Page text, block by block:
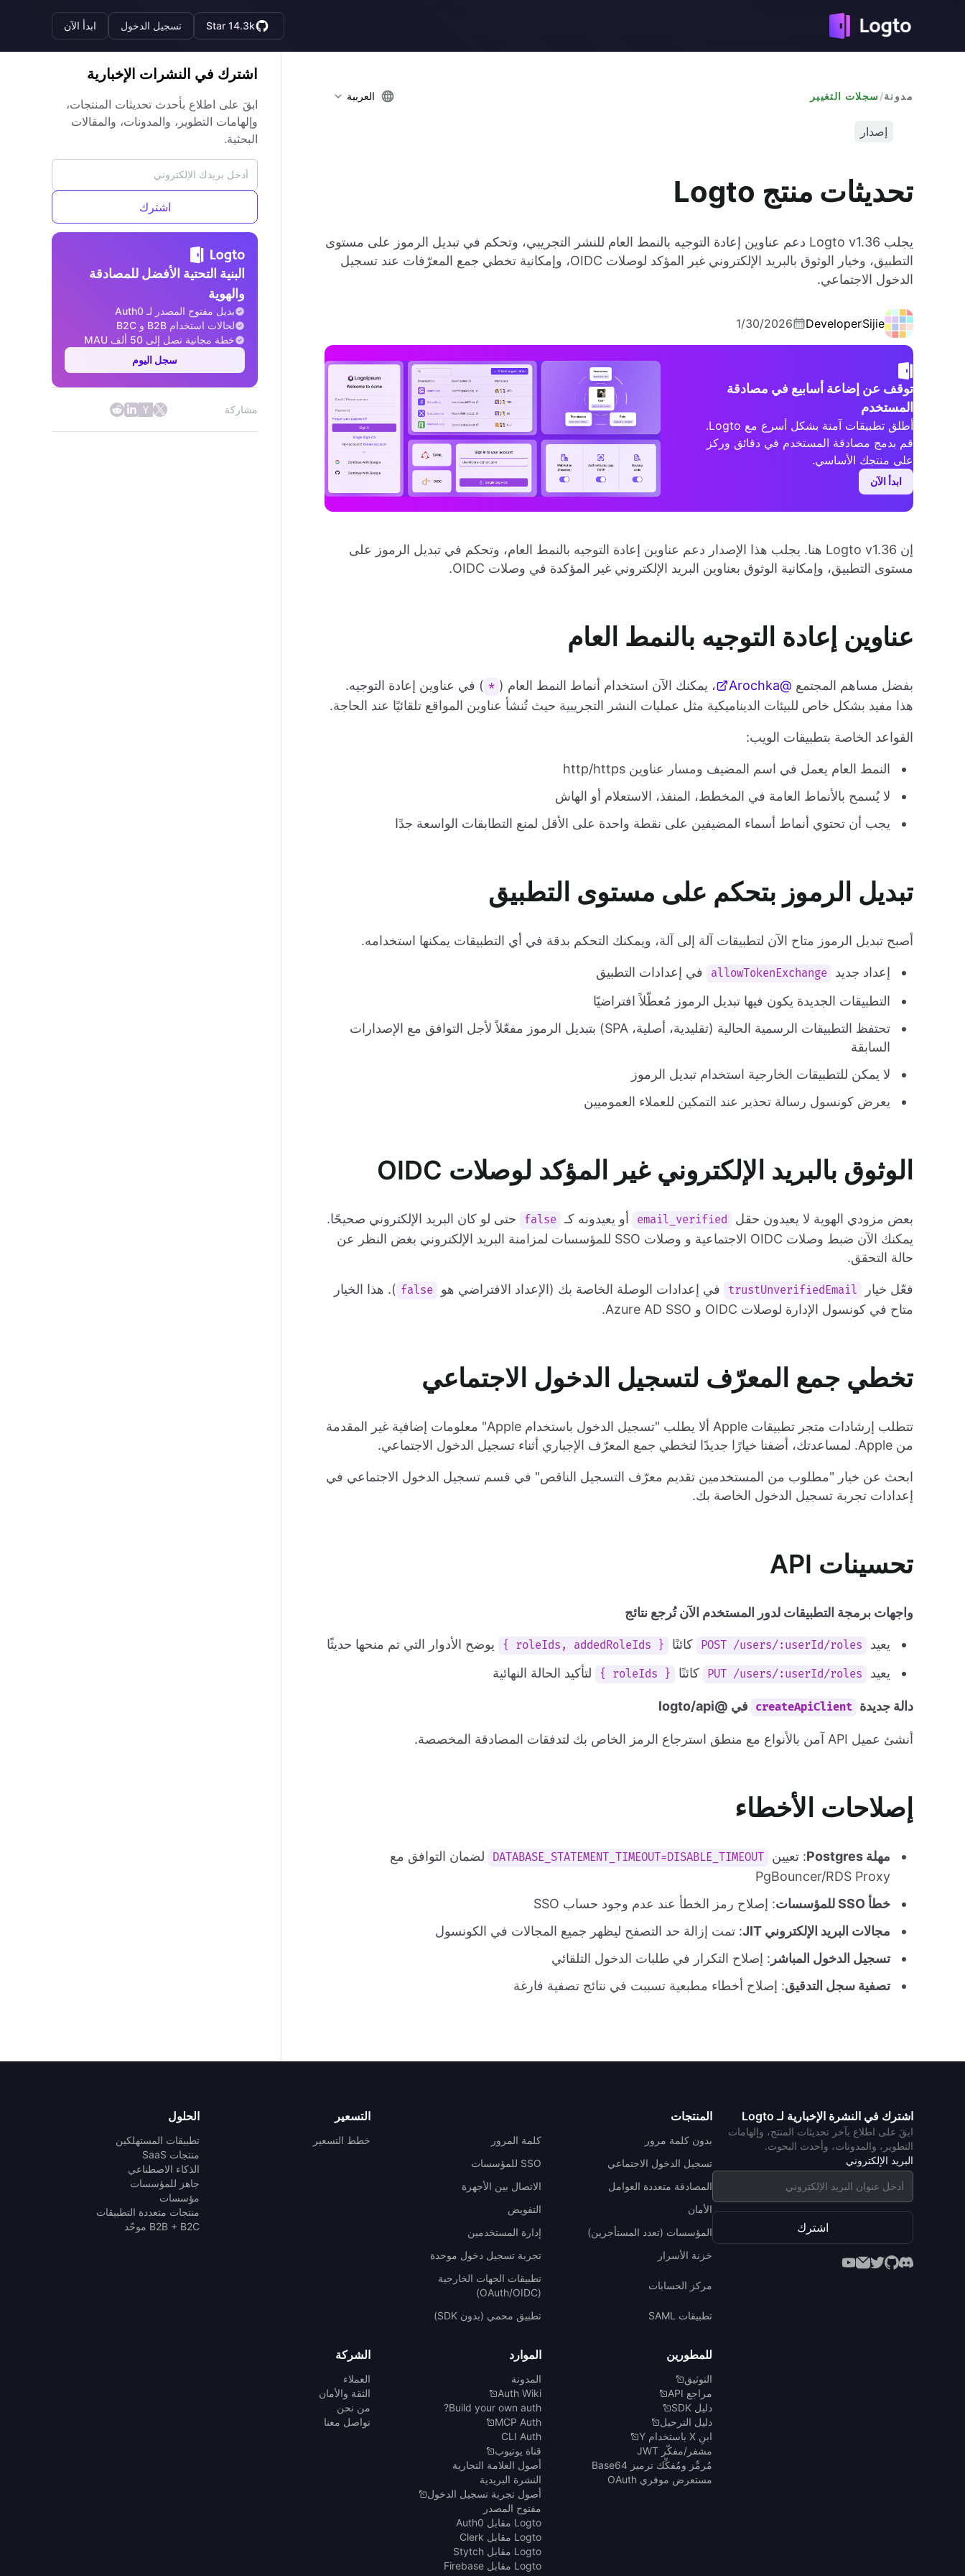
Star 14.3k تسجيل الدخول ابدأ الآن
مدونة/سجلات التغيير العربية
إصدار
تحديثات منتج Logto
يجلب Logto v1.36 دعم عناوين إعادة التوجيه بالنمط العام للنشر التجريبي، وتحكم في تبديل الرموز على مستوى
التطبيق، وخيار الوثوق بالبريد الإلكتروني غير المؤكد لوصلات OIDC، وإمكانية تخطي جمع المعرّفات عند تسجيل
الدخول الاجتماعي.
Sijie
Developer
1/30/2026
توقف عن إضاعة أسابيع في مصادقة
المستخدم
أطلق تطبيقات آمنة بشكل أسرع مع Logto.
قم بدمج مصادقة المستخدم في دقائق وركز
على منتجك الأساسي.
ابدأ الآن
إن Logto v1.36 هنا. يجلب هذا الإصدار دعم عناوين إعادة التوجيه بالنمط العام، وتحكم في تبديل الرموز على
مستوى التطبيق، وإمكانية الوثوق بعناوين البريد الإلكتروني غير المؤكدة في وصلات OIDC.
عناوين إعادة التوجيه بالنمط العام
بفضل مساهم المجتمع @Arochka ، يمكنك الآن استخدام أنماط النمط العام ( * ) في عناوين إعادة التوجيه.
هذا مفيد بشكل خاص للبيئات الديناميكية مثل عمليات النشر التجريبية حيث تُنشأ عناوين المواقع تلقائيًا عند الحاجة.
القواعد الخاصة بتطبيقات الويب:
النمط العام يعمل في اسم المضيف ومسار عناوين http/https
لا يُسمح بالأنماط العامة في المخطط، المنفذ، الاستعلام أو الهاش
يجب أن تحتوي أنماط أسماء المضيفين على نقطة واحدة على الأقل لمنع التطابقات الواسعة جدًا
تبديل الرموز بتحكم على مستوى التطبيق
أصبح تبديل الرموز متاح الآن لتطبيقات آلة إلى آلة، ويمكنك التحكم بدقة في أي التطبيقات يمكنها استخدامه.
إعداد جديد allowTokenExchange
في إعدادات التطبيق
التطبيقات الجديدة يكون فيها تبديل الرموز مُعطّلاً افتراضيًا
تحتفظ التطبيقات الرسمية الحالية (تقليدية، أصلية، SPA) بتبديل الرموز مفعّلاً لأجل التوافق مع الإصدارات
السابقة
لا يمكن للتطبيقات الخارجية استخدام تبديل الرموز
يعرض كونسول رسالة تحذير عند التمكين للعملاء العموميين
الوثوق بالبريد الإلكتروني غير المؤكد لوصلات OIDC
بعض مزودي الهوية لا يعيدون حقل email_verified أو يعيدونه كـ false
حتى لو كان البريد الإلكتروني صحيحًا.
يمكنك الآن ضبط وصلات OIDC الاجتماعية و وصلات SSO للمؤسسات لمزامنة البريد الإلكتروني بغض النظر عن
حالة التحقق.
فعّل خيار trustUnverifiedEmail في إعدادات الوصلة الخاصة بك (الإعداد الافتراضي هو false ). هذا الخيار
متاح في كونسول الإدارة لوصلات OIDC و Azure AD SSO.
تخطي جمع المعرّف لتسجيل الدخول الاجتماعي
تتطلب إرشادات متجر تطبيقات Apple ألا يطلب "تسجيل الدخول باستخدام Apple" معلومات إضافية غير المقدمة
من Apple. لمساعدتك، أضفنا خيارًا جديدًا لتخطي جمع المعرّف الإجباري أثناء تسجيل الدخول الاجتماعي.
ابحث عن خيار "مطلوب من المستخدمين تقديم معرّف التسجيل الناقص" في قسم تسجيل الدخول الاجتماعي في
إعدادات تجربة تسجيل الدخول الخاصة بك.
تحسينات API
واجهات برمجة التطبيقات لدور المستخدم الآن تُرجع نتائج
يعيد POST /users/:userId/roles كائنًا { roleIds, addedRoleIds }
يوضح الأدوار التي تم منحها حديثًا
يعيد
PUT /users/:userId/roles كائنًا { roleIds } لتأكيد الحالة النهائية
دالة جديدة createApiClient في @logto/api
أنشئ عميل API آمن بالأنواع مع منطق استرجاع الرمز الخاص بك لتدفقات المصادقة المخصصة.
إصلاحات الأخطاء
مهلة Postgres : تعيين DATABASE_STATEMENT_TIMEOUT=DISABLE_TIMEOUT
لضمان التوافق مع
PgBouncer/RDS Proxy
خطأ SSO للمؤسسات
: إصلاح رمز الخطأ عند عدم وجود حساب SSO
مجالات البريد الإلكتروني JIT
: تمت إزالة حد التصفح ليظهر جميع المجالات في الكونسول
تسجيل الدخول المباشر : إصلاح التكرار في طلبات الدخول التلقائي
تصفية سجل التدقيق: إصلاح أخطاء مطبعية تسببت في نتائج تصفية فارغة
اشترك في النشرات الإخبارية
ابقَ على اطلاع بأحدث تحديثات المنتجات،
وإلهامات التطوير، والمدونات، والمقالات
البحثية.
اشترك
البنية التحتية الأفضل للمصادقة
والهوية
بديل مفتوح المصدر لـ Auth0
لحالات استخدام B2B و B2C
خطة مجانية تصل إلى 50 ألف MAU
سجل اليوم
مشاركة
اشترك في النشرة الإخبارية لـ Logto
ابقَ على اطلاع بآخر تحديثات المنتج، وإلهامات
التطوير، والمدونات، وأحدث البحوث.
البريد الإلكتروني
اشترك
المنتجات
بدون كلمة مرور
كلمة المرور
تسجيل الدخول الاجتماعي
SSO للمؤسسات
المصادقة متعددة العوامل
الاتصال بين الأجهزة
الأمان
التفويض
المؤسسات (تعدد المستأجرين)
إدارة المستخدمين
خزنة الأسرار
تجربة تسجيل دخول موحدة
مركز الحسابات
تطبيقات الجهات الخارجية
(OAuth/OIDC)
تطبيقات SAML
تطبيق محمي (بدون SDK)
التسعير
خطط التسعير
الحلول
تطبيقات المستهلكين
منتجات SaaS
الذكاء الاصطناعي
جاهز للمؤسسات
مؤسسات
منتجات متعددة التطبيقات
B2B + B2C موحّد
للمطورين
التوثيق
مراجع API
دليل SDK
دليل الترحيل
ابنِ X باستخدام Y
مشفر/مفكّر JWT
مُرمِّز ومُفكِّك ترميز Base64
مستعرض موفري OAuth
الموارد
المدونة
Auth Wiki
Build your own auth?
MCP Auth
CLI Auth
قناة يوتيوب
أصول العلامة التجارية
النشرة البريدية
أصول تجربة تسجيل الدخول
مفتوح المصدر
Logto مقابل Auth0
Logto مقابل Clerk
Logto مقابل Stytch
Logto مقابل Firebase
الشركة
العملاء
الثقة والأمان
من نحن
تواصل معنا